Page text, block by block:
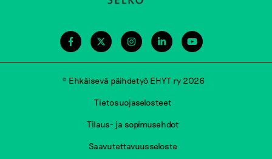
© Ehkäisevä päihdetyö EHYT ry 2026
Tietosuojaselosteet
Tilaus- ja sopimusehdot
Saavutettavuusseloste